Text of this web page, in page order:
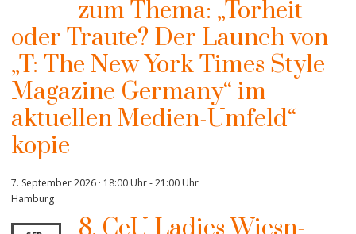
zum Thema: „Torheit
oder Traute? Der Launch von
„T: The New York Times Style
Magazine Germany“ im
aktuellen Medien-Umfeld“
kopie
7. September 2026 · 18:00 Uhr-21:00 Uhr
Hamburg